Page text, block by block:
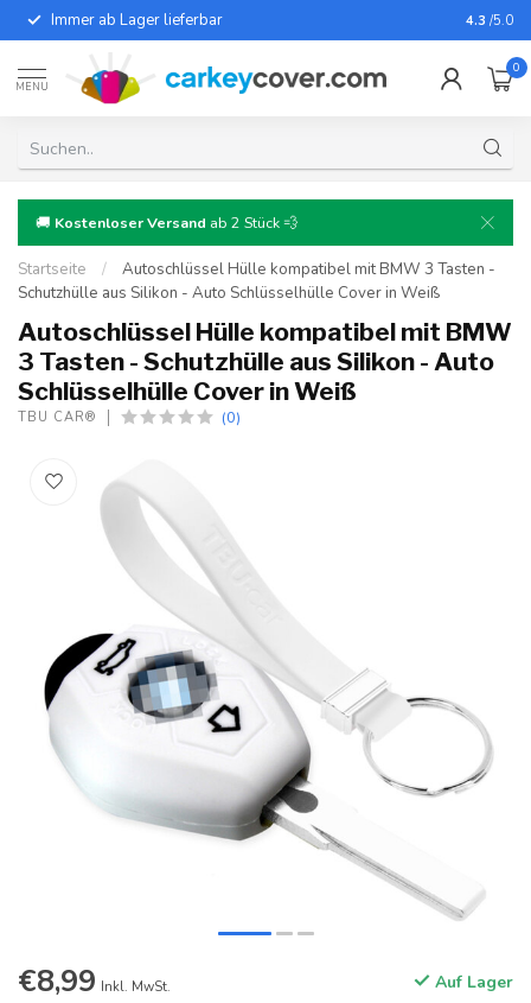
Immer ab Lager lieferbar Für fast
4.3 /5.0
MENU
0
🚚 Kostenloser Versand ab 2 Stück 💨
Startseite /
Autoschlüssel Hülle kompatibel mit BMW 3 Tasten -
Schutzhülle aus Silikon - Auto Schlüsselhülle Cover in Weiß
Autoschlüssel Hülle kompatibel mit BMW
3 Tasten - Schutzhülle aus Silikon - Auto
Schlüsselhülle Cover in Weiß
TBU CAR® (0)
€8,99 Inkl. MwSt. Auf Lager